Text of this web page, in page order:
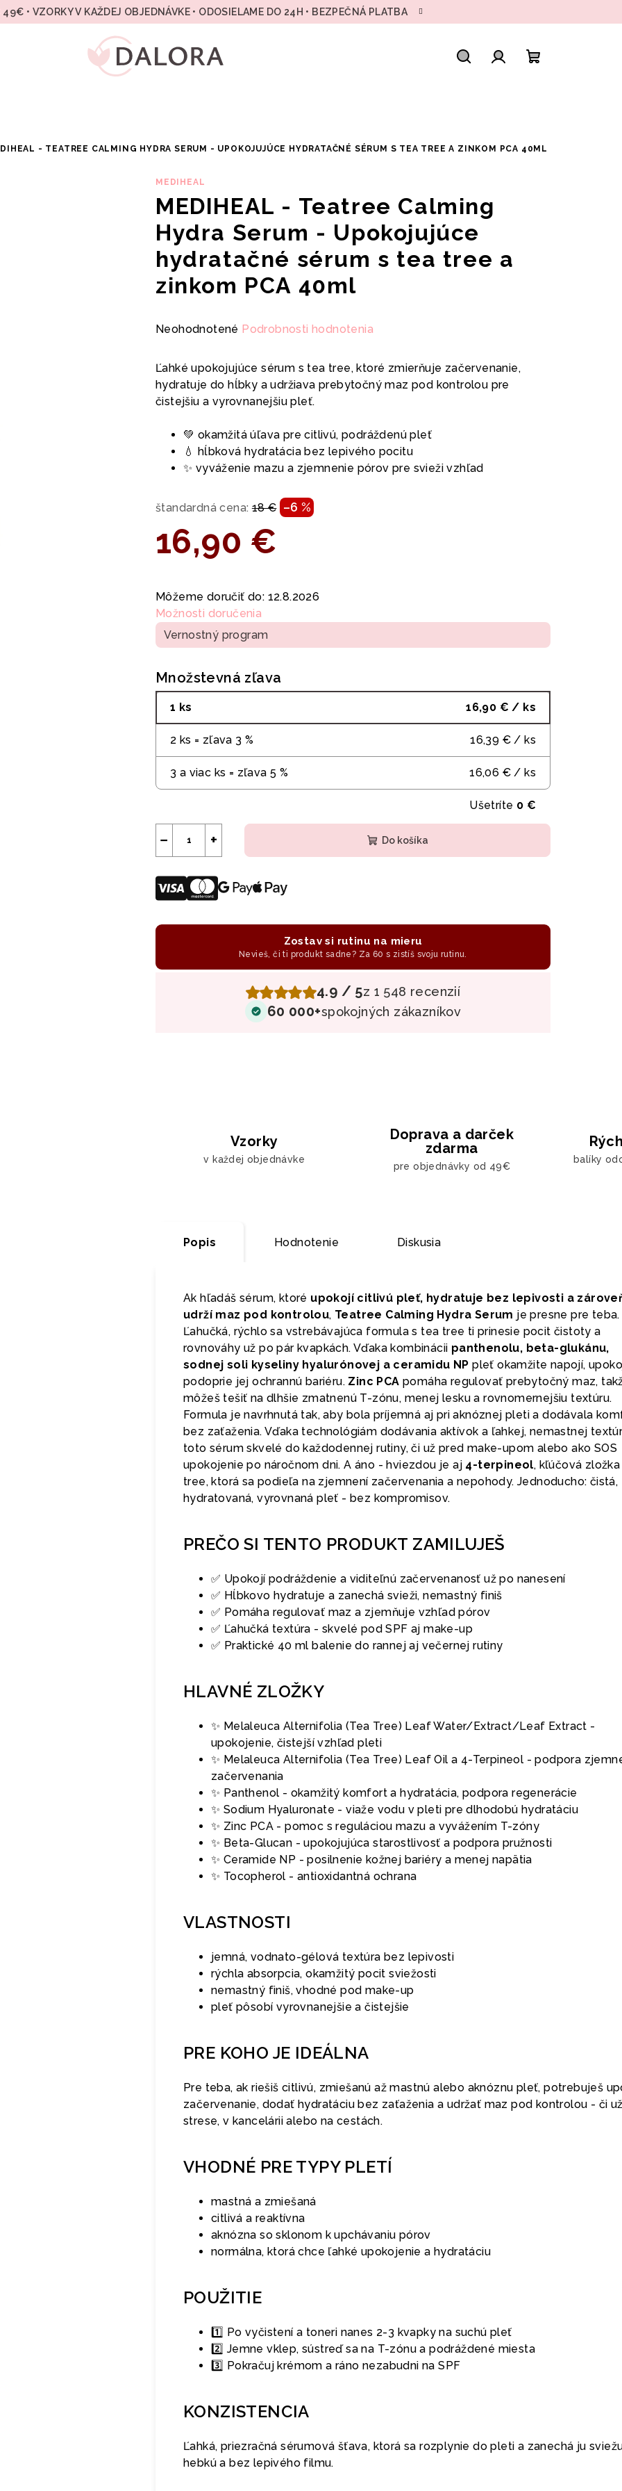
49€ • VZORKY V KAŽDEJ OBJEDNÁVKE • ODOSIELAME DO 24H • BEZPEČNÁ PLATBA
- TEATREE CALMING HYDRA SERUM - UPOKOJUJÚCE HYDRATAČNÉ SÉRUM S TEA TREE A ZINKOM PCA 40ML
MEDIHEAL
MEDIHEAL - Teatree Calming
Hydra Serum - Upokojujúce
hydratačné sérum s tea tree a
zinkom PCA 40ml
Priemerné
produktu
je
0,0
hviezdičiek.
Neohodnotené Podrobnosti hodnotenia
Ľahké upokojujúce sérum s tea tree, ktoré zmierňuje začervenanie,
hydratuje do hĺbky a udržiava prebytočný maz pod kontrolou pre
čistejšiu a vyrovnanejšiu pleť.
💚 okamžitá úľava pre citlivú, podráždenú pleť
💧 hĺbková hydratácia bez lepivého pocitu
✨ vyváženie mazu a zjemnenie pórov pre svieži vzhľad
štandardná cena: 18 € –6 %
16,90 €
cena:
Môžeme doručiť do: 12.8.2026
Možnosti doručenia
Vernostný program
Množstevná zľava
1 ks 16,90 € / ks
2 ks = zľava 3 % 16,39 € / ks
3 a viac ks = zľava 5 % 16,06 € / ks
Ušetríte 0 €
+
− Do košíka
Zostav si rutinu na mieru
Nevieš, či ti produkt sadne? Za 60 s zistíš svoju rutinu.
4.9 / 5z 1 548 recenzií
60 000+spokojných zákazníkov
Vzorky
v každej objednávke
Doprava a darček
zdarma
pre objednávky od 49€
balíky
Popis Hodnotenie Diskusia
Ak hľadáš sérum, ktoré upokojí citlivú pleť, hydratuje bez lepivosti a
udrží maz pod kontrolou, Teatree Calming Hydra Serum je presne pre teba.
Ľahučká, rýchlo sa vstrebávajúca formula s tea tree ti prinesie pocit čistoty a
rovnováhy už po pár kvapkách. Vďaka kombinácii panthenolu, beta-glukánu,
sodnej soli kyseliny hyalurónovej a ceramidu NP pleť okamžite napojí,
podoprie jej ochrannú bariéru. Zinc PCA pomáha regulovať prebytočný maz,
môžeš tešiť na dlhšie zmatnenú T-zónu, menej lesku a rovnomernejšiu textúru.
Formula je navrhnutá tak, aby bola príjemná aj pri aknóznej pleti a dodávala
bez zaťaženia. Vďaka technológiám dodávania aktívok a ľahkej, nemastnej
toto sérum skvelé do každodennej rutiny, či už pred make-upom alebo ako SOS
upokojenie po náročnom dni. A áno - hviezdou je aj 4-terpineol, kľúčová
tree, ktorá sa podieľa na zjemnení začervenania a nepohody. Jednoducho: čistá,
hydratovaná, vyrovnaná pleť - bez kompromisov.
PREČO SI TENTO PRODUKT ZAMILUJEŠ
✅ Upokojí podráždenie a viditeľnú začervenanosť už po nanesení
✅ Hĺbkovo hydratuje a zanechá svieži, nemastný finiš
✅ Pomáha regulovať maz a zjemňuje vzhľad pórov
✅ Ľahučká textúra - skvelé pod SPF aj make-up
✅ Praktické 40 ml balenie do rannej aj večernej rutiny
HLAVNÉ ZLOŽKY
✨ Melaleuca Alternifolia (Tea Tree) Leaf Water/Extract/Leaf Extract -
upokojenie, čistejší vzhľad pleti
✨ Melaleuca Alternifolia (Tea Tree) Leaf Oil a 4-Terpineol - podpora
začervenania
✨ Panthenol - okamžitý komfort a hydratácia, podpora regenerácie
✨ Sodium Hyaluronate - viaže vodu v pleti pre dlhodobú hydratáciu
✨ Zinc PCA - pomoc s reguláciou mazu a vyvážením T-zóny
✨ Beta-Glucan - upokojujúca starostlivosť a podpora pružnosti
✨ Ceramide NP - posilnenie kožnej bariéry a menej napätia
✨ Tocopherol - antioxidantná ochrana
VLASTNOSTI
jemná, vodnato-gélová textúra bez lepivosti
rýchla absorpcia, okamžitý pocit sviežosti
nemastný finiš, vhodné pod make-up
pleť pôsobí vyrovnanejšie a čistejšie
PRE KOHO JE IDEÁLNA
Pre teba, ak riešiš citlivú, zmiešanú až mastnú alebo aknóznu pleť, potrebuješ
začervenanie, dodať hydratáciu bez zaťaženia a udržať maz pod kontrolou - či
strese, v kancelárii alebo na cestách.
VHODNÉ PRE TYPY PLETÍ
mastná a zmiešaná
citlivá a reaktívna
aknózna so sklonom k upchávaniu pórov
normálna, ktorá chce ľahké upokojenie a hydratáciu
POUŽITIE
1️⃣ Po vyčistení a toneri nanes 2-3 kvapky na suchú pleť
2️⃣ Jemne vklep, sústreď sa na T-zónu a podráždené miesta
3️⃣ Pokračuj krémom a ráno nezabudni na SPF
KONZISTENCIA
Ľahká, priezračná sérumová šťava, ktorá sa rozplynie do pleti a zanechá ju
hebkú a bez lepivého filmu.